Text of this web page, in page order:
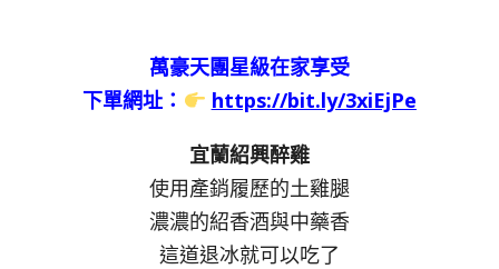
萬豪天團星級在家享受
下單網址：
https://bit.ly/3xiEjPe
宜蘭紹興醉雞
使用產銷履歷的土雞腿
濃濃的紹香酒與中藥香
這道退冰就可以吃了